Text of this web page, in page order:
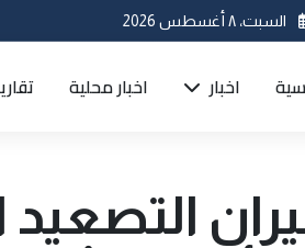
السبت، ٨ أغسطس 2026
اخبار اخبار محلية
التصعيد